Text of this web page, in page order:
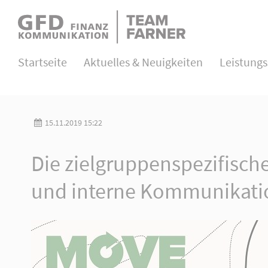
Direkt zum Hauptinhalt springen
Login
Anmelden
Register
About us
Startseite Aktuelles & Neuigkeiten
15.11.2019 15:22
Die
und interne